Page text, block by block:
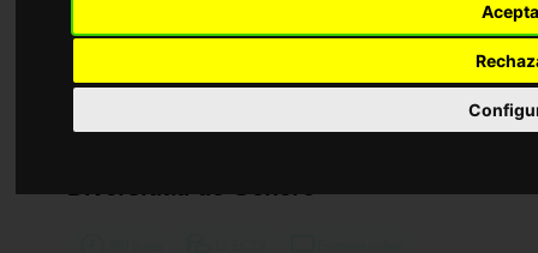
Curso de Desarrollo Profesional en